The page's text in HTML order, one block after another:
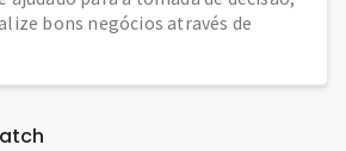
bons negócios através de